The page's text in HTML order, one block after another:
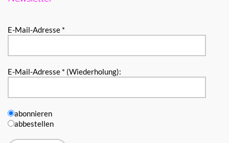
E-Mail-Adresse *
E-Mail-Adresse * (Wiederholung):
abonnieren
abbestellen